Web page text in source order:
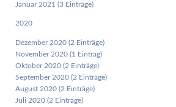
Januar 2021 (3 Einträge)
2020
Dezember 2020 (2 Einträge)
November 2020 (1 Eintrag)
Oktober 2020 (2 Einträge)
September 2020 (2 Einträge)
August 2020 (2 Einträge)
Juli 2020 (2 Einträge)